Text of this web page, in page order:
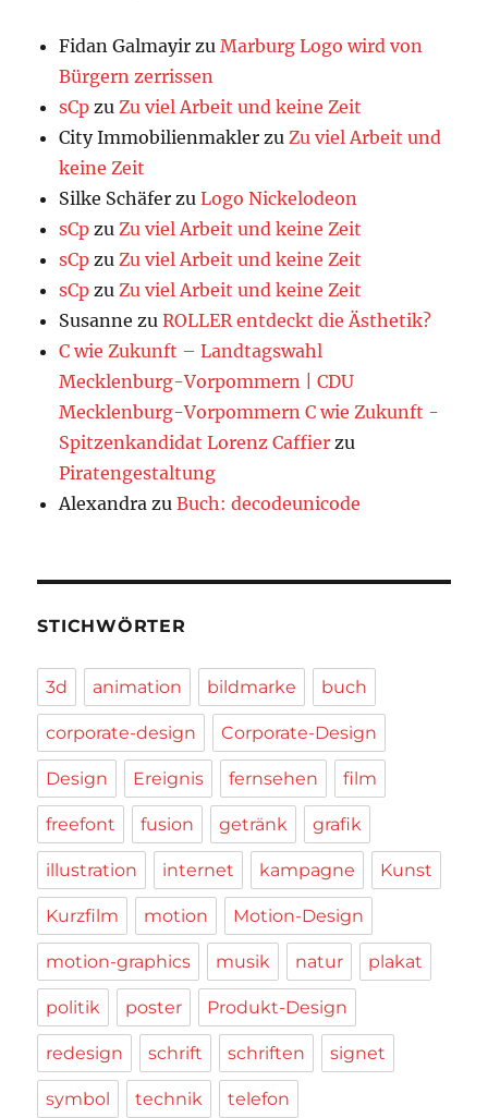
Fidan Galmayir zu Marburg Logo wird von
Bürgern zerrissen
sCp zu Zu viel Arbeit und keine Zeit
City Immobilienmakler zu Zu viel Arbeit und
keine Zeit
Silke Schäfer zuLogo Nickelodeon
sCp zu Zu viel Arbeit und keine Zeit
sCp zu Zu viel Arbeit und keine Zeit
sCp zu Zu viel Arbeit und keine Zeit
Susanne zuROLLER entdeckt die Ästhetik?
C wie Zukunft – Landtagswahl
Mecklenburg-Vorpommern | CDU
Mecklenburg-Vorpommern C wie Zukunft -
Spitzenkandidat Lorenz Caffier zu
Piratengestaltung
Alexandra zuBuch: decodeunicode
STICHWÖRTER
3d animation bildmarke buch
corporate-design Corporate-Design
Design Ereignis fernsehen film
freefont fusion getränk grafik
illustration internet kampagne Kunst
Kurzfilm motion Motion-Design
motion-graphics musik natur plakat
politik poster Produkt-Design
redesign schrift schriften signet
symbol technik telefon